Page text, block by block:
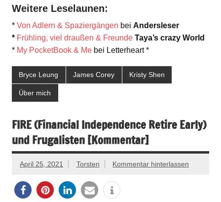
Weitere Leselaunen:
* Von Adlern & Spaziergängen bei Andersleser
* Frühling, viel draußen & Freunde Taya’s crazy World
* My PocketBook & Me bei Letterheart *
Bryce Leung James Corey Kristy Shen
Über mich
FIRE (Financial Independence Retire Early)
und Frugalisten [Kommentar]
April 25, 2021 Torsten Kommentar hinterlassen